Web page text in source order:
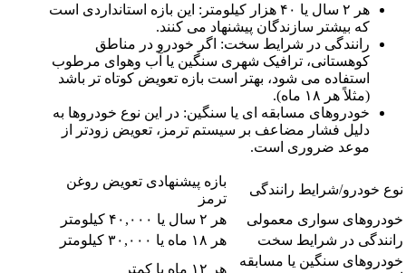
هر ۲ سال یا ۴۰ هزار کیلومتر: این بازه استانداردی است
که بیشتر سازندگان پیشنهاد می کنند.
رانندگی در شرایط سخت: اگر خودرو در مناطق
کوهستانی، ترافیک شهری سنگین یا آب وهوای مرطوب
استفاده می شود، بهتر است بازه تعویض کوتاه تر باشد
(مثلاً هر ۱۸ ماه).
خودروهای مسابقه ای یا سنگین: در این نوع خودروها به
دلیل فشار مضاعف بر سیستم ترمز، تعویض زودتر از
موعد ضروری است.
نوع خودرو/شرایط رانندگی
بازه پیشنهادی تعویض روغن
ترمز
خودروهای سواری معمولی
هر ۲ سال یا ۴۰,۰۰۰ کیلومتر
رانندگی در شرایط سخت
هر ۱۸ ماه یا ۳۰,۰۰۰ کیلومتر
خودروهای سنگین یا مسابقه
هر ۱۲ ماه یا کمتر